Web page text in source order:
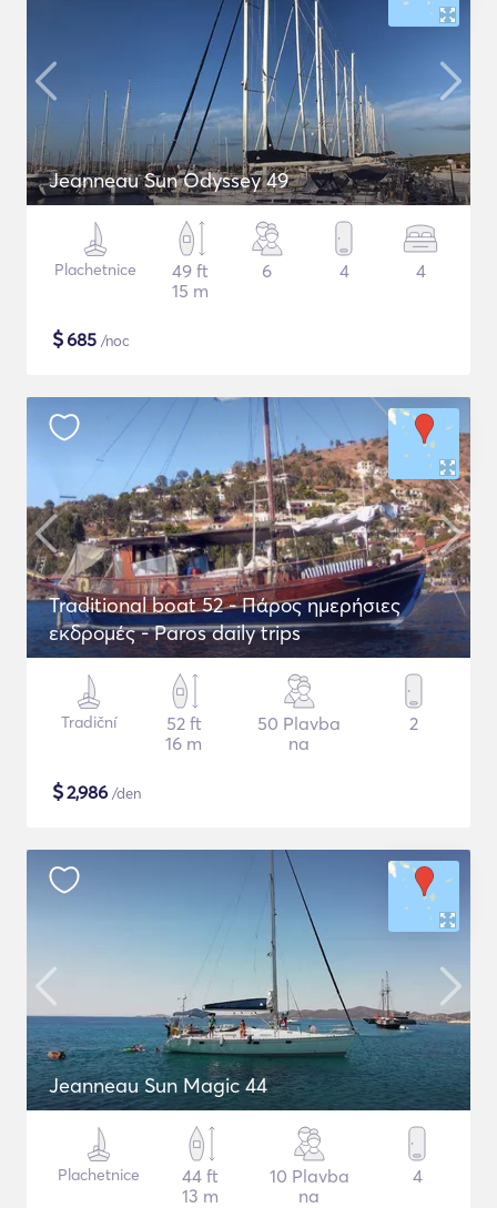
Jeanneau Sun Odyssey 49
Plachetnice
49 ft
15 m
6 4 4
$685 /noc
Traditional boat 52 - Πάρος ημερήσιες
εκδρομές - Paros daily trips
Tradiční
52 ft
16 m
50 Plavba
na
2
$2,986 /den
Jeanneau Sun Magic 44
Plachetnice
44 ft
13 m
10 Plavba
na
4